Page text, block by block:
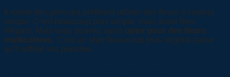
Il existe des gens qui préfèrent utiliser des fleurs à couleur
unique. C’est beaucoup plus simple, mais aussi bien
élégant. Mais vous pouvez aussi opter pour des fleurs
multicolores. C’est un style beaucoup plus original parce
qu’il reflète vos pensées.